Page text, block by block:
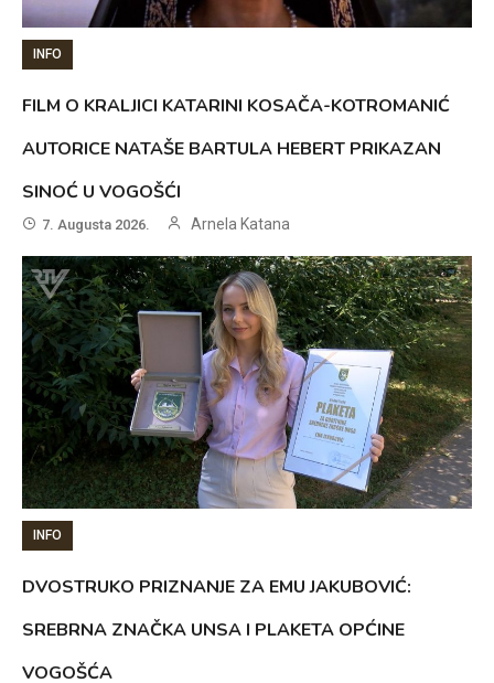
INFO
FILM O KRALJICI KATARINI KOSAČA-KOTROMANIĆ
AUTORICE NATAŠE BARTULA HEBERT PRIKAZAN
SINOĆ U VOGOŠĆI
7. Augusta 2026. Arnela Katana
INFO
DVOSTRUKO PRIZNANJE ZA EMU JAKUBOVIĆ:
SREBRNA ZNAČKA UNSA I PLAKETA OPĆINE
VOGOŠĆA